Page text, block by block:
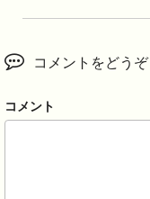
コメントをどうぞ
コメント